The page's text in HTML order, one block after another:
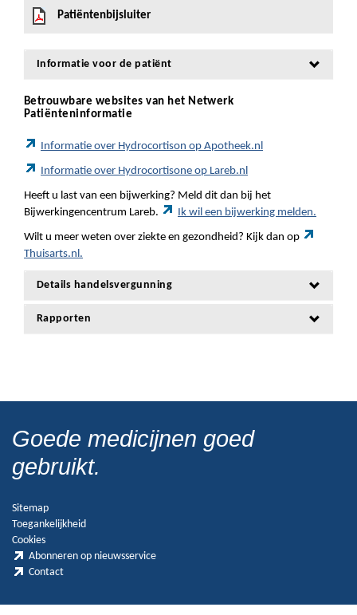
Patiëntenbijsluiter
Informatie voor de patiënt
Betrouwbare websites van het Netwerk
Patiënteninformatie
Informatie over Hydrocortison op Apotheek.nl
Informatie over Hydrocortisone op Lareb.nl
Heeft u last van een bijwerking? Meld dit dan bij het
Bijwerkingencentrum Lareb.
Ik wil een bijwerking melden.
Wilt u meer weten over ziekte en gezondheid? Kijk dan op
Thuisarts.nl.
Details handelsvergunning
Rapporten
Goede medicijnen goed
gebruikt.
Sitemap
Toegankelijkheid
Cookies
Abonneren op nieuwsservice
Contact